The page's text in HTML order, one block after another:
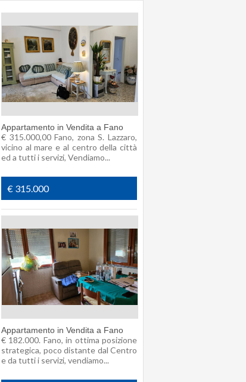
Appartamento in Vendita a Fano
€ 315.000,00 Fano, zona S. Lazzaro,
vicino al mare e al centro della città
ed a tutti i servizi, Vendiamo...
€ 315.000
Appartamento in Vendita a Fano
€ 182.000. Fano, in ottima posizione
strategica, poco distante dal Centro
e da tutti i servizi, vendiamo...